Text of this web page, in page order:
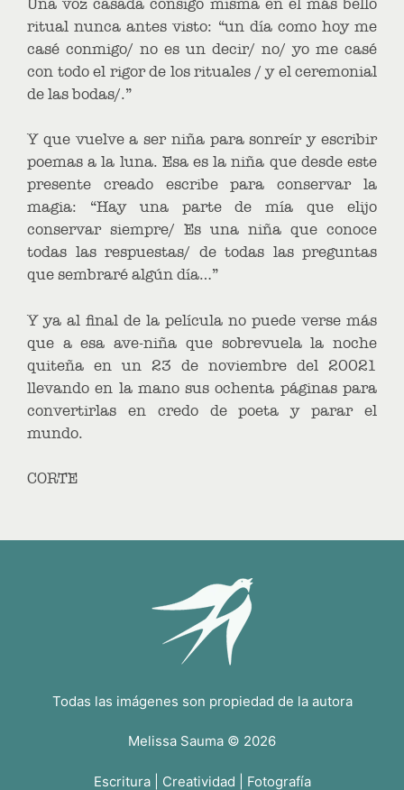
ritual nunca antes visto: “un día como hoy me
casé conmigo/ no es un decir/ no/ yo me casé
con todo el rigor de los rituales / y el ceremonial
de las bodas/.”
Y que vuelve a ser niña para sonreír y escribir
poemas a la luna. Esa es la niña que desde este
presente creado escribe para conservar la
magia: “Hay una parte de mía que elijo
conservar siempre/ Es una niña que conoce
todas las respuestas/ de todas las preguntas
que sembraré algún día…”
Y ya al final de la película no puede verse más
que a esa ave-niña que sobrevuela la noche
quiteña en un 23 de noviembre del 20021
llevando en la mano sus ochenta páginas para
convertirlas en credo de poeta y parar el
mundo.
CORTE
Todas las imágenes son propiedad de la autora
Melissa Sauma © 2026
Escritura | Creatividad | Fotografía